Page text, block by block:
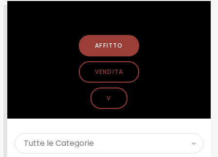
AFFITTO
VENDITA
V